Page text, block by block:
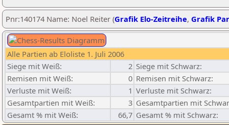
Pnr:140174 Name: Noel Reiter (Grafik Elo-Zeitreihe, Grafik
Alle Partien ab Eloliste 1. Juli 2006
Siege mit Weiß:
2 Siege mit Schwarz:
Remisen mit Weiß:
0 Remisen mit Schwarz:
Verluste mit Weiß:
1 Verluste mit Schwarz:
Gesamtpartien mit Weiß:
3 Gesamtpartien mit
Gesamt % mit Weiß:
66,7 Gesamt % mit Schwarz: